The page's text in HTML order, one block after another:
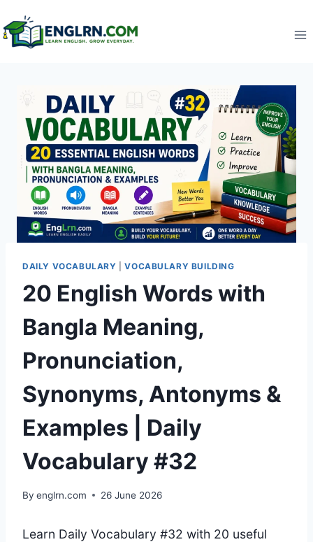
to
content
DAILY VOCABULARY |VOCABULARY BUILDING
20 English Words with
Bangla Meaning,
Pronunciation,
Synonyms, Antonyms &
Examples | Daily
Vocabulary #32
By englrn.com 26 June 2026
Learn Daily Vocabulary #32 with 20 useful